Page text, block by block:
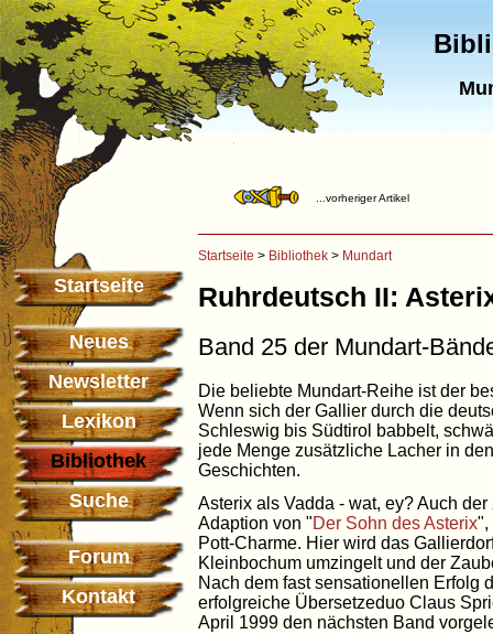
Startseite
Neues
Newsletter
Lexikon
Bibliothek
Suche
Forum
Kontakt
...vorheriger Artikel
Startseite > Bibliothek > Mundart
Ruhrdeutsch II:
Band 25 der Mundart-
Die beliebte Mundart-Reihe ist der
Wenn sich der Gallier durch die
Schleswig bis Südtirol babbelt,
jede Menge zusätzliche Lacher in
Geschichten.
Asterix als Vadda - wat, ey? Auch
Adaption von "Der Sohn des Asterix",
Pott-Charme. Hier wird das
Kleinbochum umzingelt und der
Nach dem fast sensationellen Erfolg
erfolgreiche Übersetzeduo Claus
April 1999 den nächsten Band